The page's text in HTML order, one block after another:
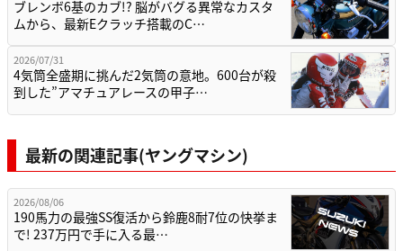
ブレンボ6基のカブ!? 脳がバグる異常なカスタ
ムから、最新Eクラッチ搭載のC…
2026/07/31
4気筒全盛期に挑んだ2気筒の意地。600台が殺
到した”アマチュアレースの甲子…
最新の関連記事(ヤングマシン)
2026/08/06
190馬力の最強SS復活から鈴鹿8耐7位の快挙ま
で! 237万円で手に入る最…